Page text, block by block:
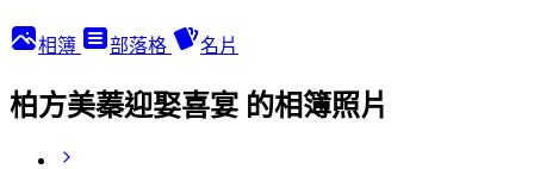
相簿 部落格 名片
柏方美蓁迎娶喜宴 的相簿照片